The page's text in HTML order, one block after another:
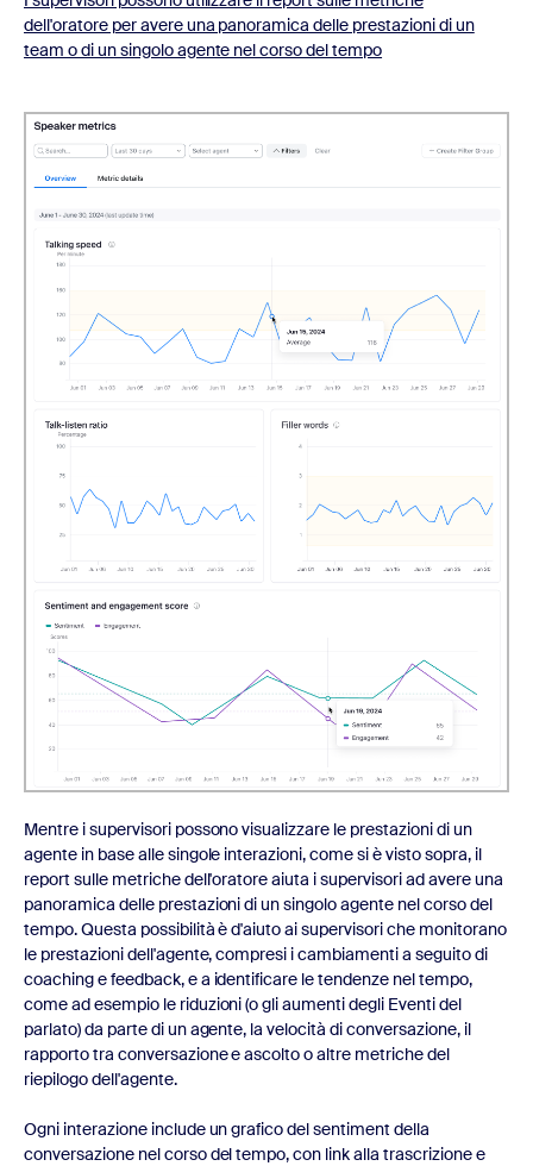
dell'oratore per avere una panoramica delle prestazioni di un
team o di un singolo agente nel corso del tempo
Mentre i supervisori possono visualizzare le prestazioni di un
agente in base alle singole interazioni, come si è visto sopra, il
report sulle metriche dell'oratore aiuta i supervisori ad avere una
panoramica delle prestazioni di un singolo agente nel corso del
tempo. Questa possibilità è d'aiuto ai supervisori che monitorano
le prestazioni dell'agente, compresi i cambiamenti a seguito di
coaching e feedback, e a identificare le tendenze nel tempo,
come ad esempio le riduzioni (o gli aumenti degli Eventi del
parlato) da parte di un agente, la velocità di conversazione, il
rapporto tra conversazione e ascolto o altre metriche del
riepilogo dell'agente.
Ogni interazione include un grafico del sentiment della
conversazione nel corso del tempo, con link alla trascrizione e